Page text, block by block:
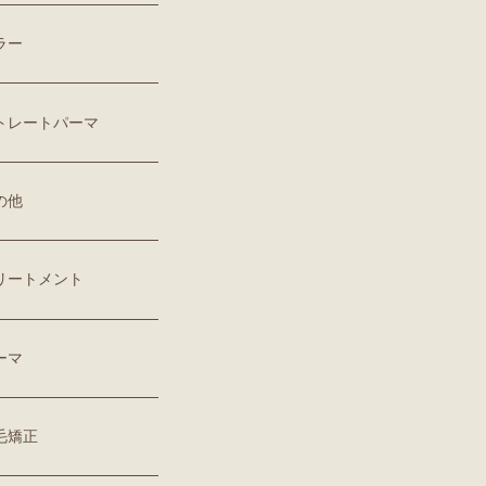
ー
レートパーマ
他
ートメント
マ
矯正